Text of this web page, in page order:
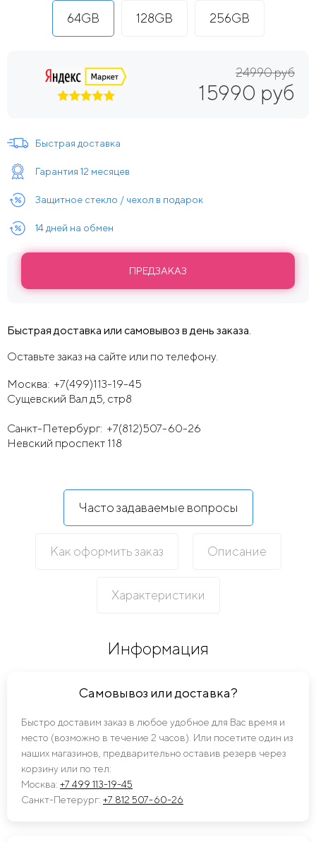
64GB 128GB 256GB
24990 руб
15990 руб
Быстрая доставка
Гарантия 12 месяцев
Защитное стекло / чехол в подарок
14 дней на обмен
ПРЕДЗАКАЗ
Быстрая доставка или самовывоз в день заказа.
Оставьте заказ на сайте или по телефону.
Москва: +7(499)113-19-45
Сущевский Вал д5, стр8
Санкт-Петербург: +7(812)507-60-26
Невский проспект 118
Часто задаваемые вопросы
Как оформить заказ Описание
Характеристики
Информация
Самовывоз или доставка?
Быстро доставим заказ в любое удобное для Вас время и
место (возможно в течение 2 часов). Или посетите один из
наших магазинов, предварительно оставив резерв через
корзину или по тел:
Москва: +7 499 113-19-45
Санкт-Петерург: +7 812 507-60-26